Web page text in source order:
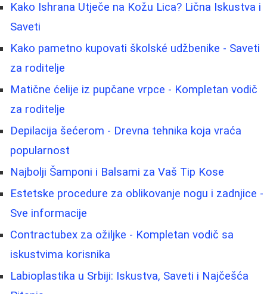
Kako Ishrana Utječe na Kožu Lica? Lična Iskustva i
Saveti
Kako pametno kupovati školské udžbenike - Saveti
za roditelje
Matične ćelije iz pupčane vrpce - Kompletan vodič
za roditelje
Depilacija šećerom - Drevna tehnika koja vraća
popularnost
Najbolji Šamponi i Balsami za Vaš Tip Kose
Estetske procedure za oblikovanje nogu i zadnjice -
Sve informacije
Contractubex za ožiljke - Kompletan vodič sa
iskustvima korisnika
Labioplastika u Srbiji: Iskustva, Saveti i Najčešća